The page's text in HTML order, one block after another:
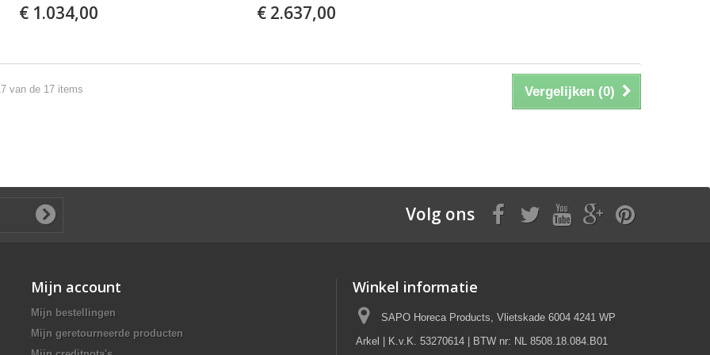
€ 1.034,00 € 2.637,00
Vergelijken (0)
van de 17 items
Volg ons
Mijn account
Mijn bestellingen
Mijn geretourneerde producten
Winkel informatie
SAPO Horeca Products, Vlietskade 6004 4241 WP
Arkel | K.v.K. 53270614 | BTW nr: NL 8508.18.084.B01